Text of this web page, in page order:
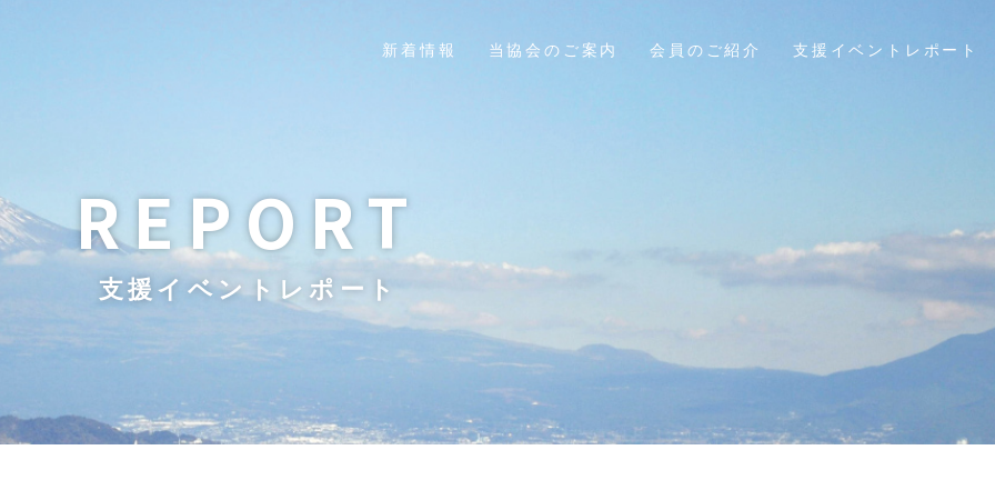
新着情報 当協会のご案内 会員のご紹介 支援イベントレポート
REPORT
支援イベントレポート